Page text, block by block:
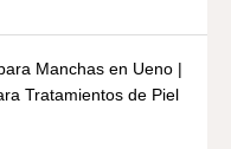
Manchas en Ueno |
Tratamientos de Piel